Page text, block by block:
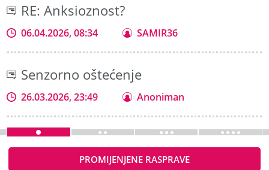
RE: Anksioznost?
06.04.2026, 08:34 SAMIR36
Senzorno oštećenje
26.03.2026, 23:49 Anoniman
PROMIJENJENE RASPRAVE